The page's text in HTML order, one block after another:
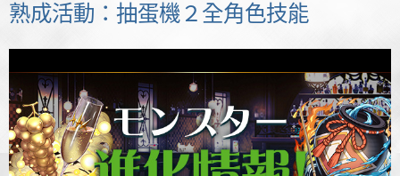
熟成活動：抽蛋機２全角色技能